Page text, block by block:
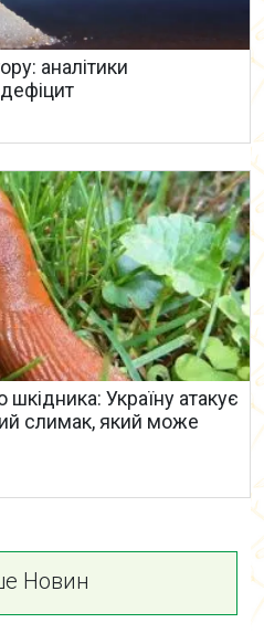
аналітики
Україну атакує
слимак, який може
Новин